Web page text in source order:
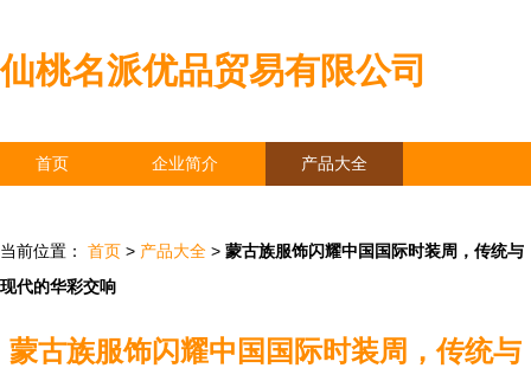
仙桃名派优品贸易有限公司
首页 企业简介 产品大全
当前位置： 首页 > 产品大全 > 蒙古族服饰闪耀中国国际时装周，传统与
现代的华彩交响
蒙古族服饰闪耀中国国际时装周，传统与